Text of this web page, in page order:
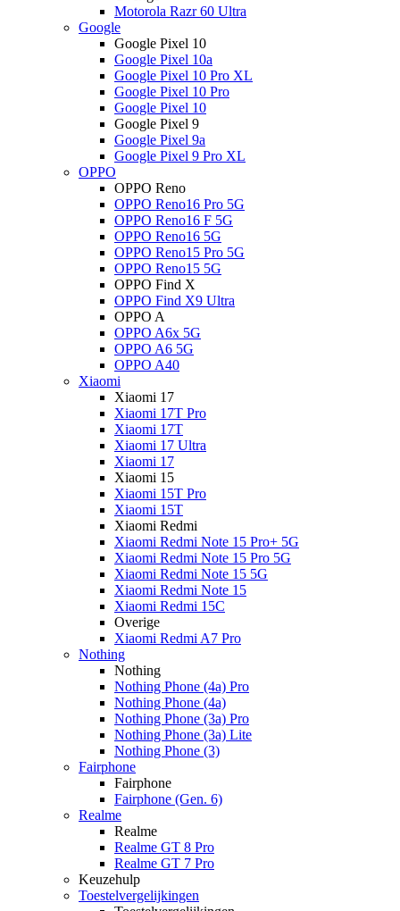
Motorola Razr 60 Ultra
Google
Google Pixel 10
Google Pixel 10a
Google Pixel 10 Pro XL
Google Pixel 10 Pro
Google Pixel 10
Google Pixel 9
Google Pixel 9a
Google Pixel 9 Pro XL
OPPO
OPPO Reno
OPPO Reno16 Pro 5G
OPPO Reno16 F 5G
OPPO Reno16 5G
OPPO Reno15 Pro 5G
OPPO Reno15 5G
OPPO Find X
OPPO Find X9 Ultra
OPPO A
OPPO A6x 5G
OPPO A6 5G
OPPO A40
Xiaomi
Xiaomi 17
Xiaomi 17T Pro
Xiaomi 17T
Xiaomi 17 Ultra
Xiaomi 17
Xiaomi 15
Xiaomi 15T Pro
Xiaomi 15T
Xiaomi Redmi
Xiaomi Redmi Note 15 Pro+ 5G
Xiaomi Redmi Note 15 Pro 5G
Xiaomi Redmi Note 15 5G
Xiaomi Redmi Note 15
Xiaomi Redmi 15C
Overige
Xiaomi Redmi A7 Pro
Nothing
Nothing
Nothing Phone (4a) Pro
Nothing Phone (4a)
Nothing Phone (3a) Pro
Nothing Phone (3a) Lite
Nothing Phone (3)
Fairphone
Fairphone
Fairphone (Gen. 6)
Realme
Realme
Realme GT 8 Pro
Realme GT 7 Pro
Keuzehulp
Toestelvergelijkingen